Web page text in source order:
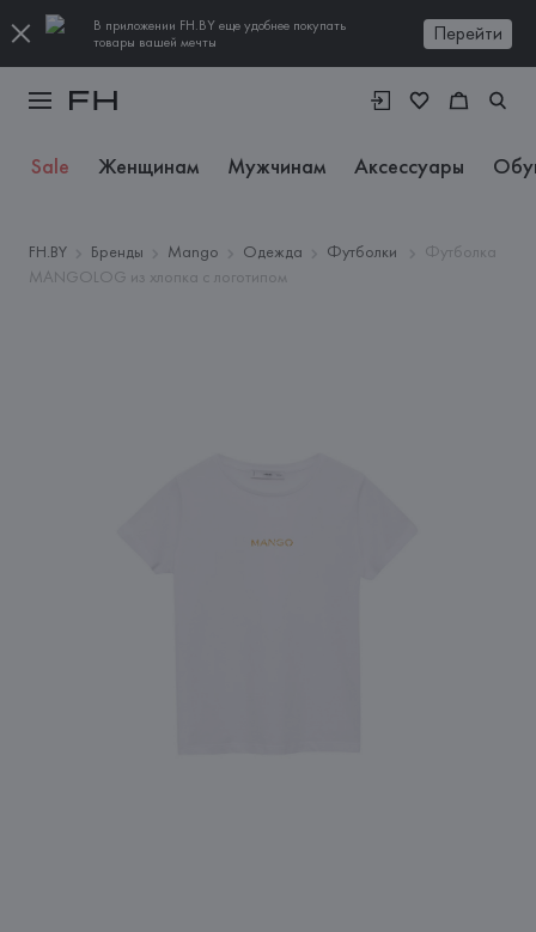
В приложении FH.BY еще удобнее покупать
товары вашей мечты
Перейти
Sale Женщинам Мужчинам Аксессуары
FH.BY Бренды Mango Одежда Футболки
Футболка
MANGOLOG из хлопка с логотипом